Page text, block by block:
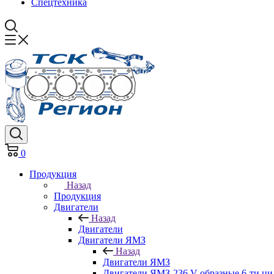
Спецтехника
0
Продукция
Назад
Продукция
Двигатели
Назад
Двигатели
Двигатели ЯМЗ
Назад
Двигатели ЯМЗ